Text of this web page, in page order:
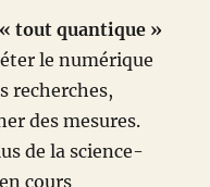
tout quantique »
le numérique
recherches,
des mesures.
de la science-
cours